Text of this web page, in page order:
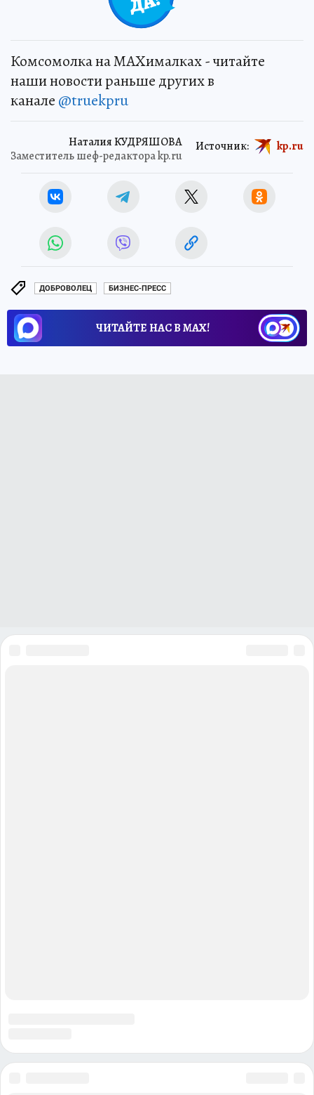
Комсомолка на MAXималках - читайте
наши новости раньше других в
канале @truekpru
Наталия КУДРЯШОВА
Заместитель шеф-редактора kp.ru
Источник: kp.ru
ДОБРОВОЛЕЦ БИЗНЕС-ПРЕСС
ЧИТАЙТЕ НАС В МАХ!